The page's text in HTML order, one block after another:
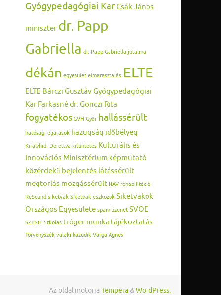
Gyógypedagógiai KarCsák János
miniszter dr. Papp
Gabriella dr. Papp Gabriella jutalma
dékán egyesület elmarasztalás ELTE
ELTE Bárczi Gusztáv Gyógypedagógiai
Kar Farkasné dr. Gönczi Rita
fogyatékos GVH Győr hallássérült
hatósági eljárások hazugság időbélyeg
Királyhidi Dorottya kitüntetés Kulturális és
Innovációs Minisztérium képmutató
közérdekű bejelentés látássérült
megtorlás mozgássérült NAV rehabilitáció
ReSound siketvak Siketvak eszközök Siketvakok
Országos Egyesülete spam üzenet SVOE
SZTNH titkolás tróger munka tájékoztatás
Törvényszék valaki hazudik Varga Ágnes
Az oldal motorja Tempera&WordPress.